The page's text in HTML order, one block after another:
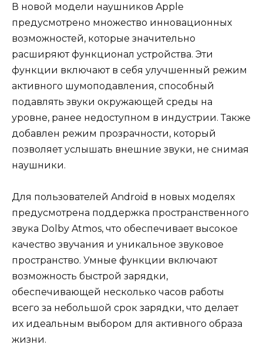
В новой модели наушников Apple
предусмотрено множество инновационных
возможностей, которые значительно
расширяют функционал устройства. Эти
функции включают в себя улучшенный режим
активного шумоподавления, способный
подавлять звуки окружающей среды на
уровне, ранее недоступном в индустрии. Также
добавлен режим прозрачности, который
позволяет услышать внешние звуки, не снимая
наушники.
Для пользователей Android в новых моделях
предусмотрена поддержка пространственного
звука Dolby Atmos, что обеспечивает высокое
качество звучания и уникальное звуковое
пространство. Умные функции включают
возможность быстрой зарядки,
обеспечивающей несколько часов работы
всего за небольшой срок зарядки, что делает
их идеальным выбором для активного образа
жизни.